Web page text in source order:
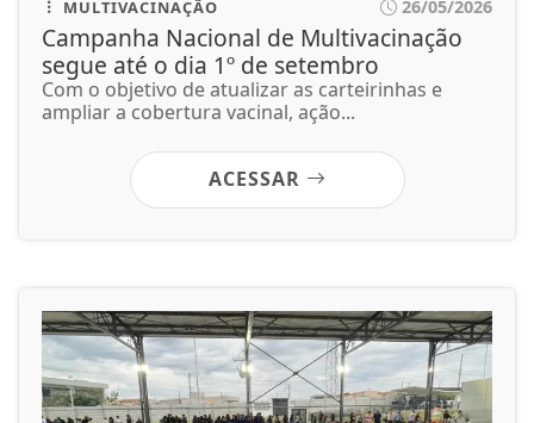
MULTIVACINAÇÃO 26/05/2026
Campanha Nacional de Multivacinação
segue até o dia 1º de setembro
Com o objetivo de atualizar as carteirinhas e
ampliar a cobertura vacinal, ação...
ACESSAR